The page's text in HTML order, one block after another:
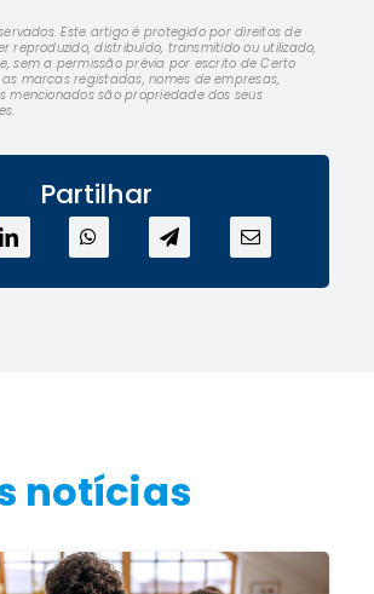
Este artigo é protegido por direitos de
reproduzido, distribuído, transmitido ou utilizado,
sem a permissão prévia por escrito de Certo
as marcas registadas, nomes de empresas,
mencionados são propriedade dos seus
Partilhar
notícias